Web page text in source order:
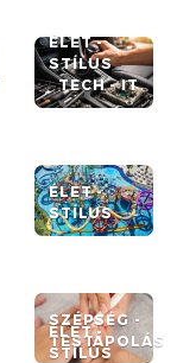
ÉLET -
STÍLUS
TECH - IT
ÉLET -
STÍLUS
SZÉPSÉG -
TESTÁPOLÁS
ÉLET -
STÍLUS